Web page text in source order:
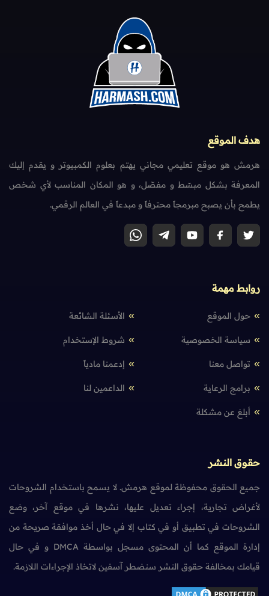
هدف الموقع
هرمش هو موقع تعليمي مجاني يهتم بعلوم الكمبيوتر و يقدم إليك
المعرفة بشكل مبسّط و مفصّل، و هو المكان المناسب لأي شخص
يطمح بأن يصبح مبرمجاً محترفاً و مبدعاً في العالم الرقمي.
روابط مهمة
حول الموقع الأسئلة الشائعة
سياسة الخصوصية شروط الإستخدام
تواصل معنا إدعمنا مادياً
برامج الرعاية الداعمين لنا
أبلغ عن مشكلة
حقوق النشر
جميع الحقوق محفوظة لموقع هرمش. لا يسمح باستخدام الشروحات
لأغراض تجارية، إجراء تعديل عليها، نشرها في موقع آخر، وضع
الشروحات في تطبيق أو في كتاب إلا في حال أخذ موافقة صريحة من
إدارة الموقع كما أن المحتوى مسجل بواسطة DMCA و في حال
قيامك بمخالفة حقوق النشر سنضطر آسفين لاتخاذ الإجراءات اللازمة.